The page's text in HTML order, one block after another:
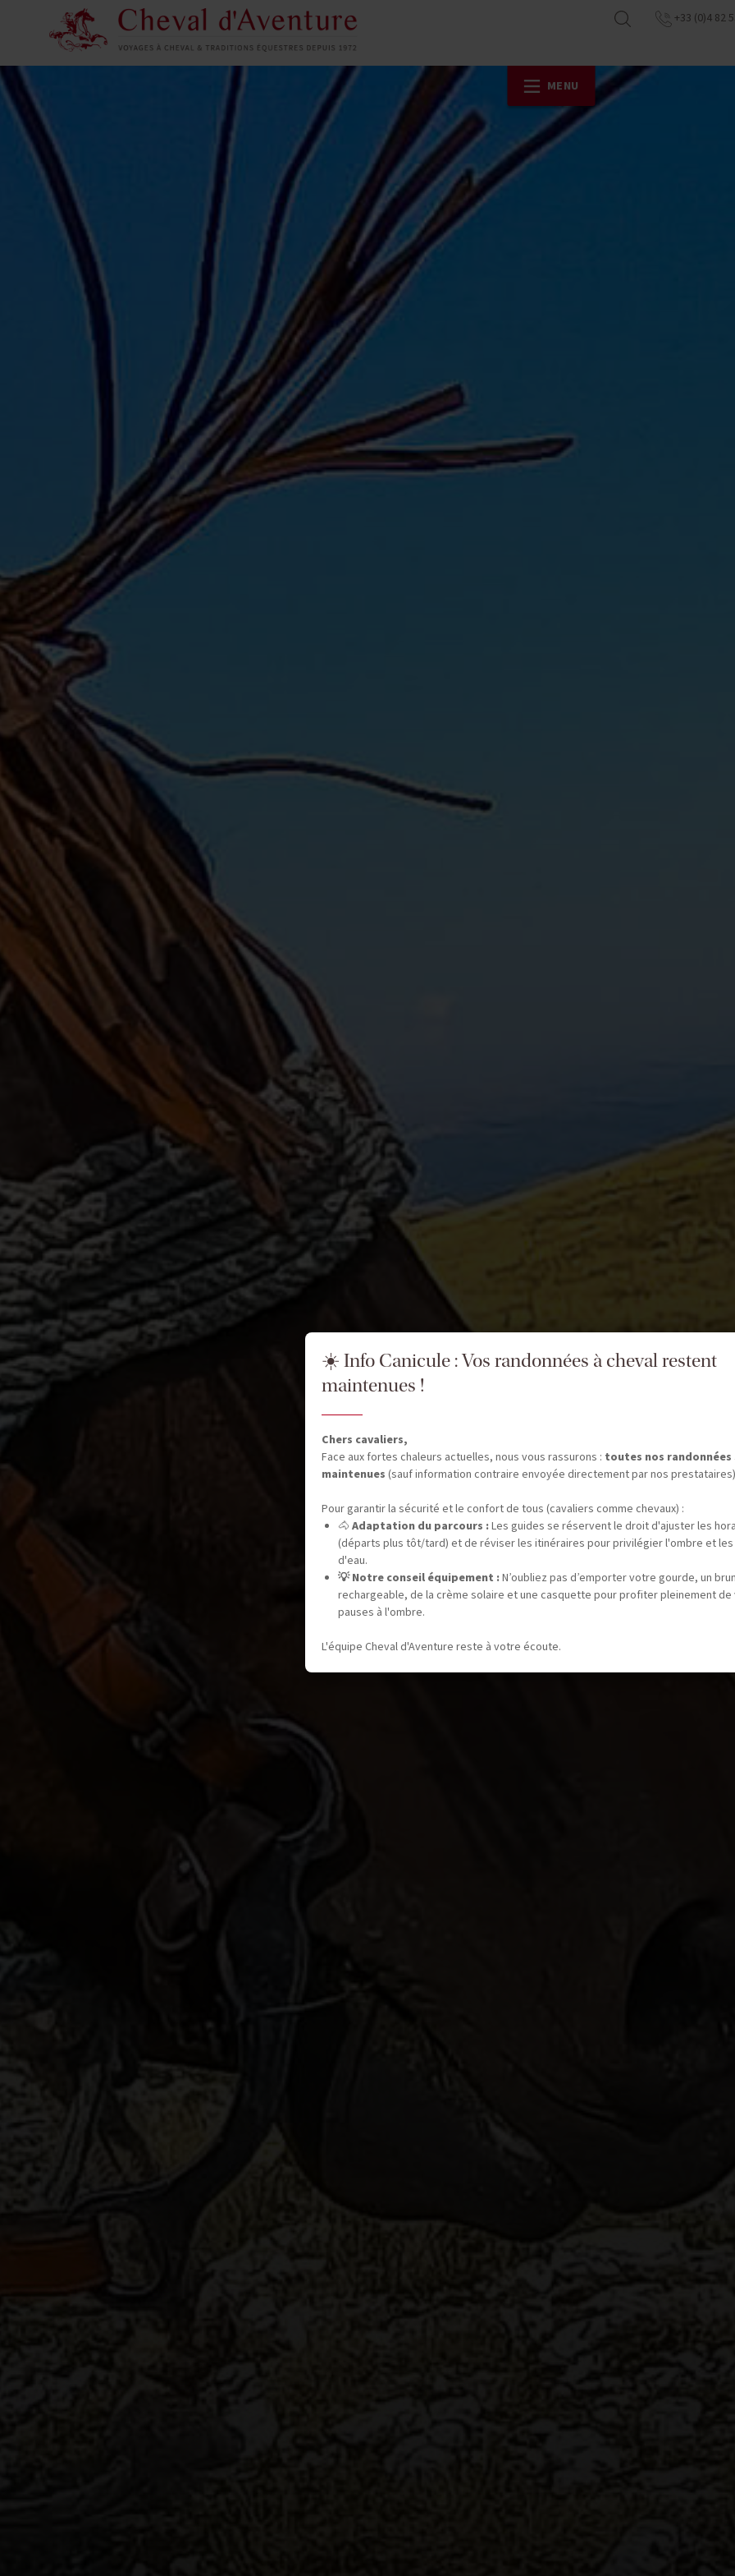
+33 (0)4 82
MENU
☀️ Info Canicule : Vos randonnées à cheval restent
maintenues !
Chers cavaliers,
Face aux fortes chaleurs actuelles, nous vous rassurons : toutes nos
maintenues (sauf information contraire envoyée directement par nos
Pour garantir la sécurité et le confort de tous (cavaliers comme chevaux) :
🐴 Adaptation du parcours :Les guides se réservent le droit d'ajuster les
(départs plus tôt/tard) et de réviser les itinéraires pour privilégier l'ombre et
d'eau.
💡 Notre conseil équipement :N’oubliez pas d’emporter votre gourde, un
rechargeable, de la crème solaire et une casquette pour profiter pleinement de
pauses à l'ombre.
L'équipe Cheval d'Aventure reste à votre écoute.